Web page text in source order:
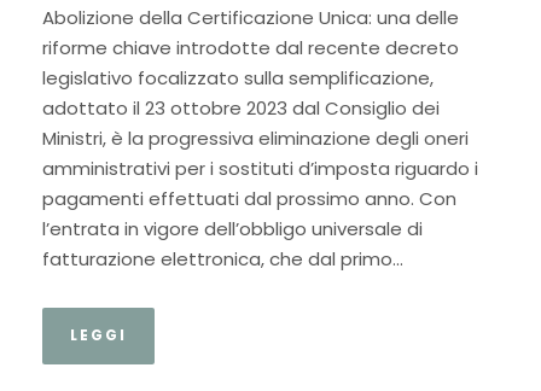
Abolizione della Certificazione Unica: una delle
riforme chiave introdotte dal recente decreto
legislativo focalizzato sulla semplificazione,
adottato il 23 ottobre 2023 dal Consiglio dei
Ministri, è la progressiva eliminazione degli oneri
amministrativi per i sostituti d’imposta riguardo i
pagamenti effettuati dal prossimo anno. Con
l’entrata in vigore dell’obbligo universale di
fatturazione elettronica, che dal primo...
LEGGI